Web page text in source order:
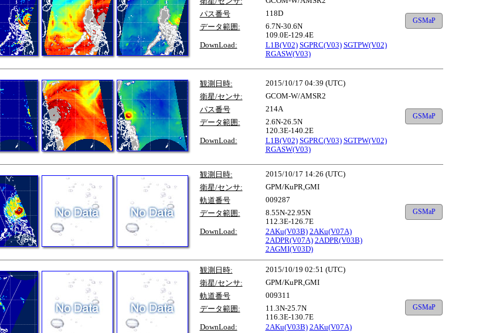
パス番号
118D
データ範囲:
6.7N-30.6N
109.0E-129.4E
DownLoad:
L1B(V02) SGPRC(V03) SGTPW(V02)
RGASW(V03)
GSMaP
観測日時:
2015/10/17 04:39 (UTC)
衛星/センサ:
GCOM-W/AMSR2
パス番号
214A
データ範囲:
2.6N-26.5N
120.3E-140.2E
DownLoad:
L1B(V02) SGPRC(V03) SGTPW(V02)
RGASW(V03)
GSMaP
観測日時:
2015/10/17 14:26 (UTC)
衛星/センサ:
GPM/KuPR,GMI
軌道番号
009287
データ範囲:
8.55N-22.95N
112.3E-126.7E
DownLoad:
2AKu(V03B) 2AKu(V07A)
2ADPR(V07A) 2ADPR(V03B)
2AGMI(V03D)
GSMaP
観測日時:
2015/10/19 02:51 (UTC)
衛星/センサ:
GPM/KuPR,GMI
軌道番号
009311
データ範囲:
11.3N-25.7N
116.3E-130.7E
DownLoad:
2AKu(V03B) 2AKu(V07A)
GSMaP